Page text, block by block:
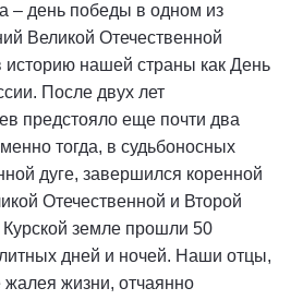
– день победы в одном из
Великой Отечественной
нашей страны как День
После двух лет
предстояло еще почти два
тогда, в судьбоносных
дуге, завершился коренной
Отечественной и Второй
земле прошли 50
дней и ночей. Наши отцы,
жизни, отчаянно